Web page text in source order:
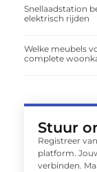
Snellaadstation
elektrisch rijden
Welke meubels
complete
Stuur
Registreer
platform.
verbinden.